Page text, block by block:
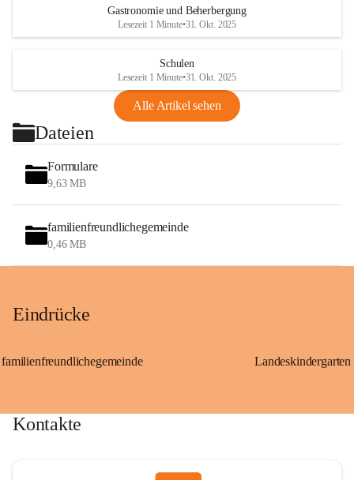
Gastronomie und Beherbergung
Lesezeit 1 Minute•31. Okt. 2025
Schulen
Lesezeit 1 Minute•31. Okt. 2025
Alle Artikel sehen
Dateien
Formulare
9,63 MB
familienfreundlichegemeinde
0,46 MB
Eindrücke
familienfreundlichegemeinde
Kontakte